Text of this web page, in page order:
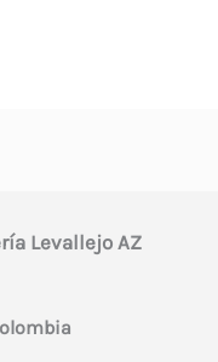
Levallejo AZ